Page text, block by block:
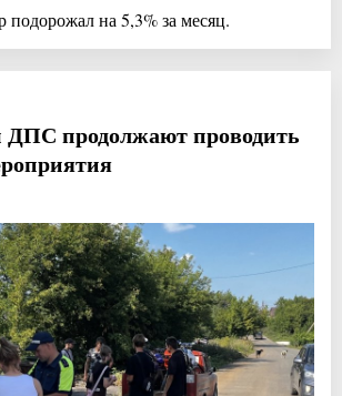
подорожал на 5,3% за месяц.
продолжают проводить